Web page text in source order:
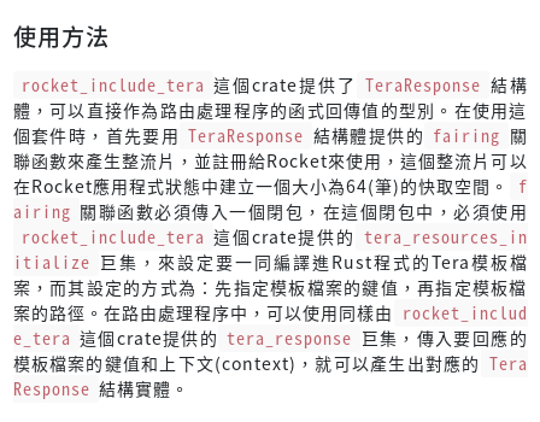
使用方法
rocket_include_tera 這個crate提供了 TeraResponse 結構
體，可以直接作為路由處理程序的函式回傳值的型別。在使用這
個套件時，首先要用 TeraResponse 結構體提供的 fairing 關
聯函數來產生整流片，並註冊給Rocket來使用，這個整流片可以
在Rocket應用程式狀態中建立一個大小為64(筆)的快取空間。
f
airing 關聯函數必須傳入一個閉包，在這個閉包中，必須使用
rocket_include_tera 這個crate提供的 tera_resources_in
itialize 巨集，來設定要一同編譯進Rust程式的Tera模板檔
案，而其設定的方式為：先指定模板檔案的鍵值，再指定模板檔
案的路徑。在路由處理程序中，可以使用同樣由 rocket_includ
e_tera 這個crate提供的 tera_response 巨集，傳入要回應的
模板檔案的鍵值和上下文(context)，就可以產生出對應的 Tera
Response 結構實體。